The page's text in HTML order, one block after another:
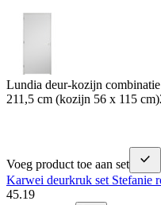
Lundia deur-kozijn
211,5 cm (kozijn 56 x 115 cm)
Voeg product toe aan set
Karwei deurkruk set Stefanie
45.19